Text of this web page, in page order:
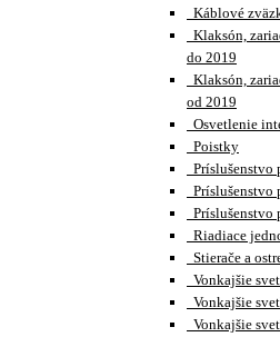
Káblové
Klaksón,
do 2019
Klaksón,
od 2019
Osvetlenie
Poistky
Príslušenstvo
Príslušenstvo
Príslušenstvo
Riadiace
Stierače a
Vonkajšie
Vonkajšie
Vonkajšie